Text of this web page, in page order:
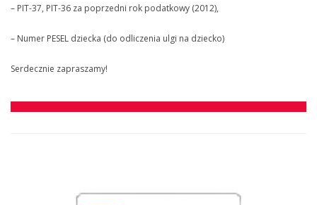
– PIT-37, PIT-36 za poprzedni rok podatkowy (2012),
– Numer PESEL dziecka (do odliczenia ulgi na dziecko)
Serdecznie zapraszamy!